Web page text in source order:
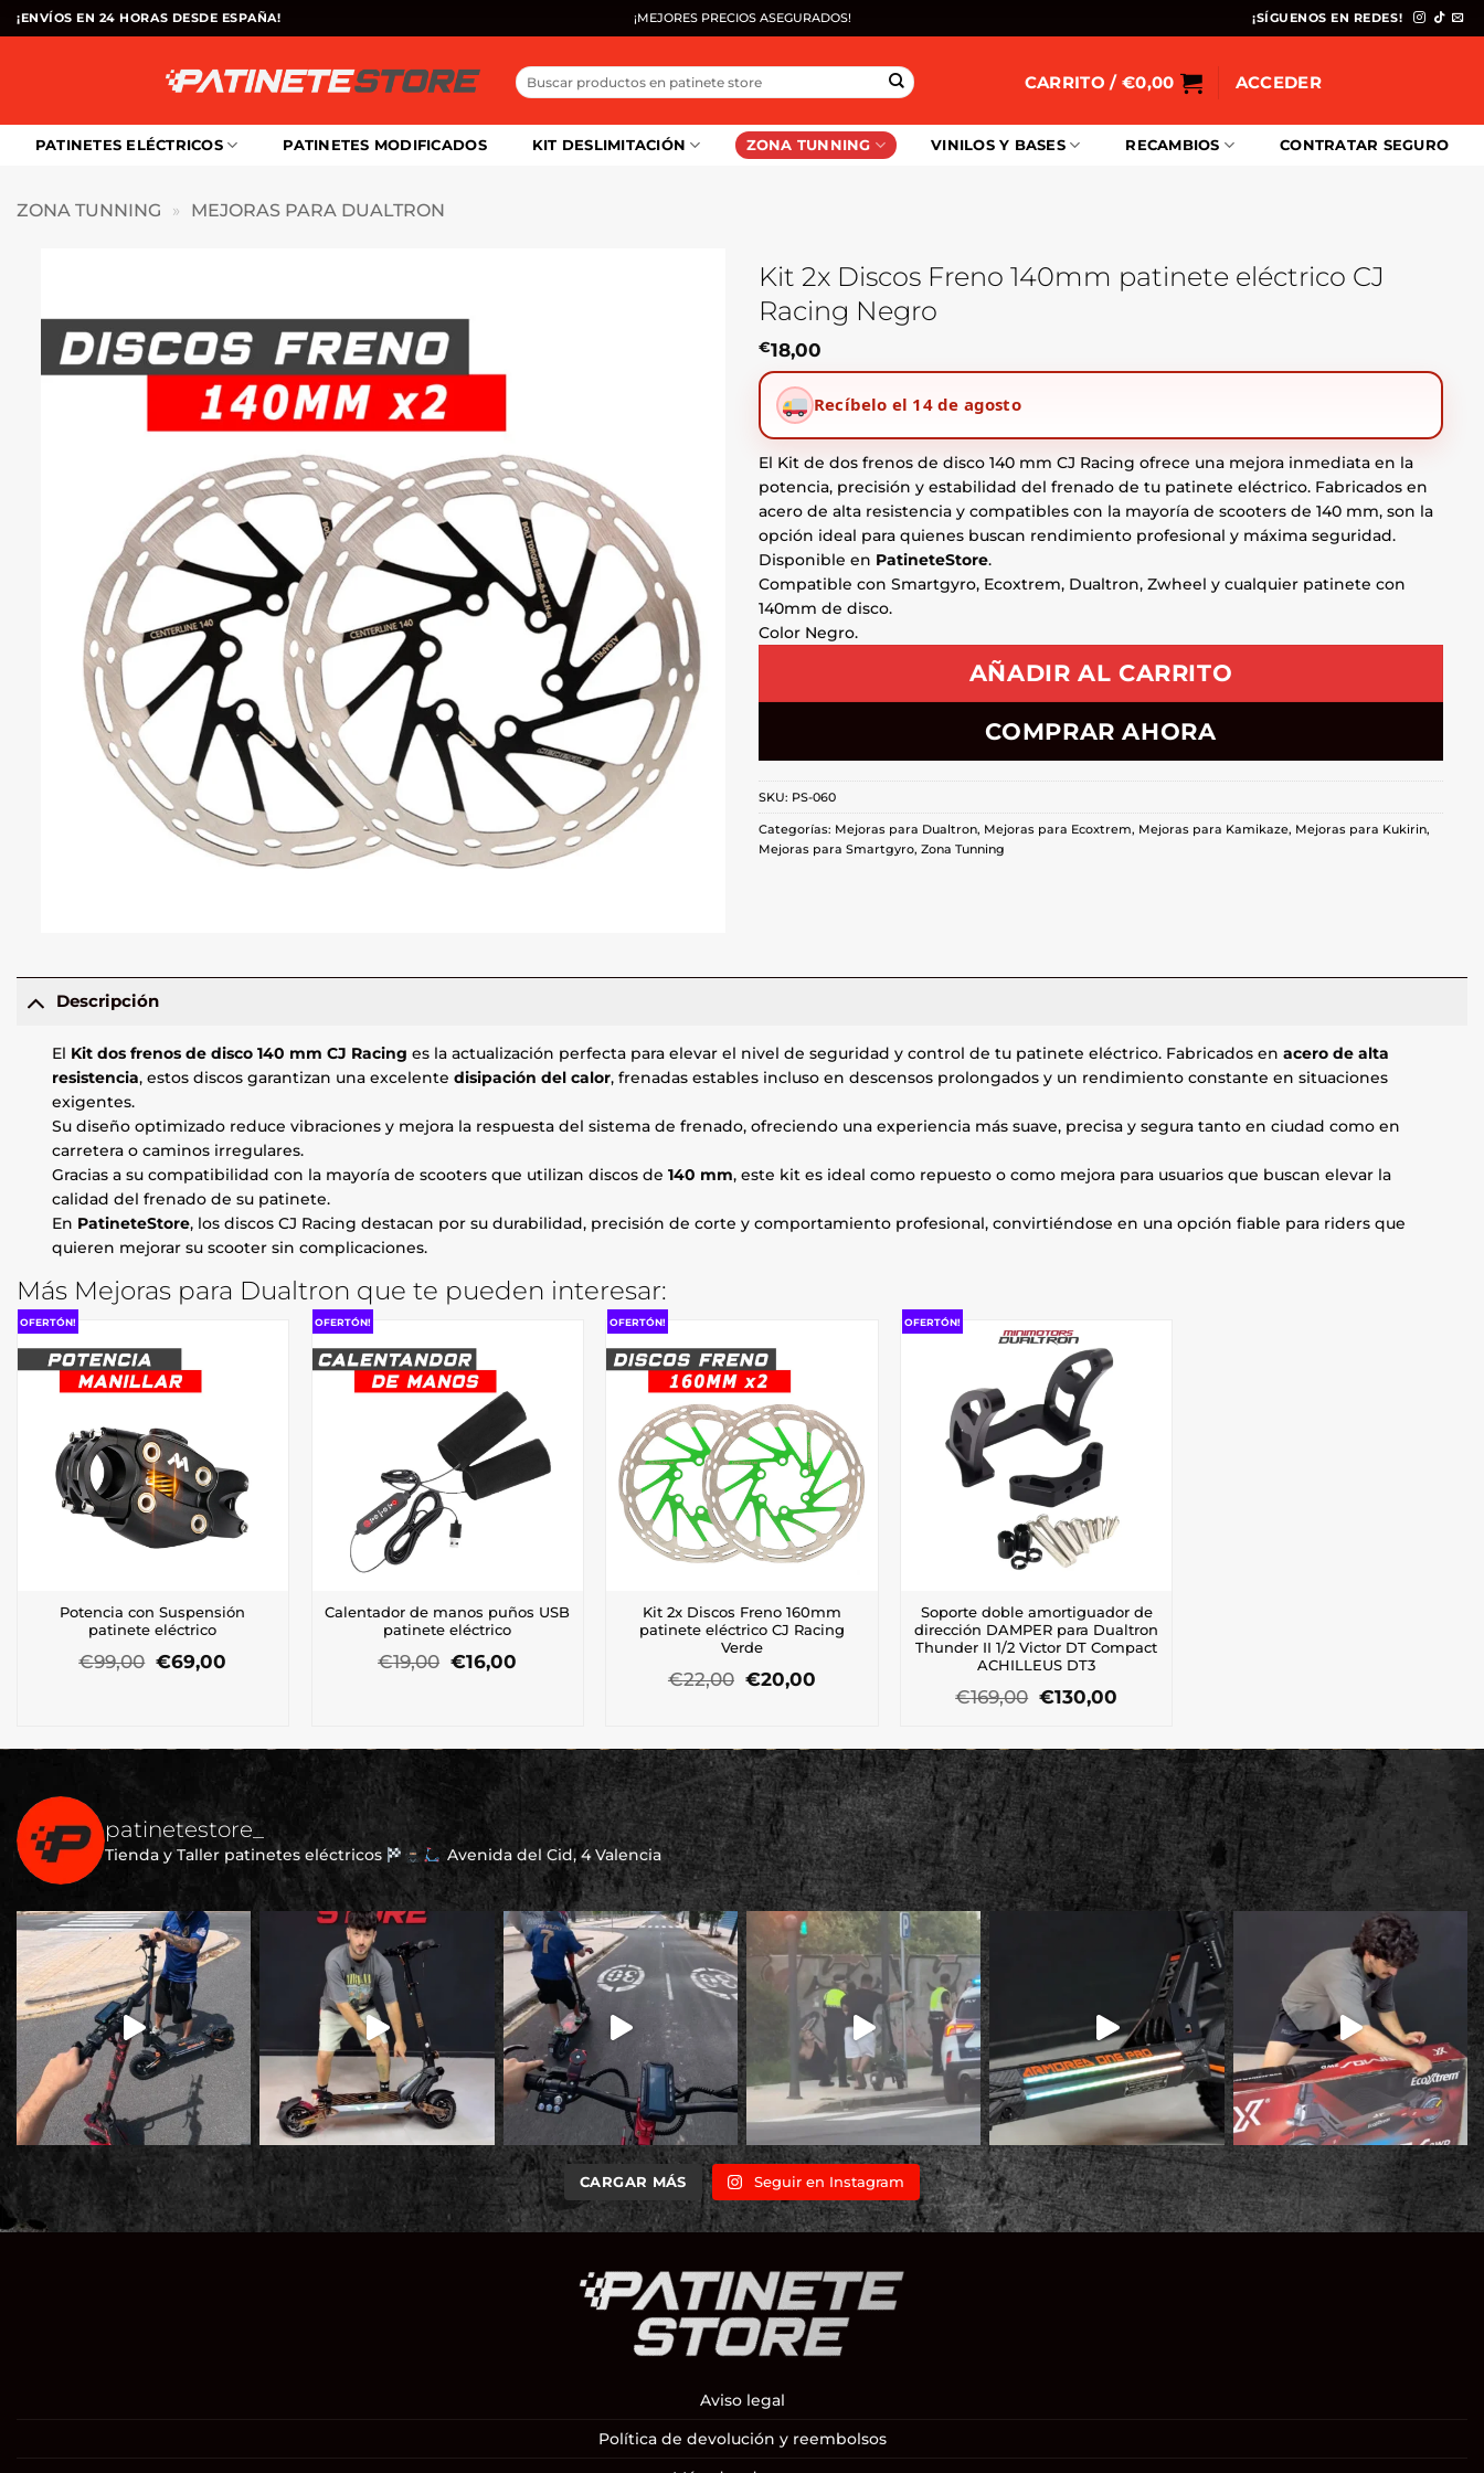
Saltar
al
¡ENVÍOS EN 24 HORAS DESDE ESPAÑA! ¡MEJORES PRECIOS ASEGURADOS! ¡SÍGUENOS EN REDES!
Buscar
por:
CARRITO / €0,00 ACCEDER
PATINETES ELÉCTRICOS PATINETES MODIFICADOS KIT DESLIMITACIÓN ZONA TUNNING VINILOS Y BASES RECAMBIOS CONTRATAR SEGURO
ZONA TUNNING » MEJORAS PARA DUALTRON
Kit 2x Discos Freno 140mm patinete eléctrico CJ
Racing Negro
€18,00
Recíbelo el 14 de agosto
El Kit de dos frenos de disco 140 mm CJ Racing ofrece una mejora inmediata en la
potencia, precisión y estabilidad del frenado de tu patinete eléctrico. Fabricados en
acero de alta resistencia y compatibles con la mayoría de scooters de 140 mm, son la
opción ideal para quienes buscan rendimiento profesional y máxima seguridad.
Disponible en PatineteStore.
Compatible con Smartgyro, Ecoxtrem, Dualtron, Zwheel y cualquier patinete con
140mm de disco.
Color Negro.
AÑADIR AL CARRITO
COMPRAR AHORA
SKU: PS-060
Categorías: Mejoras para Dualtron, Mejoras para Ecoxtrem, Mejoras para Kamikaze, Mejoras para Kukirin,
Mejoras para Smartgyro, Zona Tunning
Descripción
El Kit dos frenos de disco 140 mm CJ Racing es la actualización perfecta para elevar el nivel de seguridad y control de tu patinete eléctrico. Fabricados enacero de alta
resistencia, estos discos garantizan una excelentedisipación del calor, frenadas estables incluso en descensos prolongados y un rendimiento constante en situaciones
exigentes.
Su diseño optimizado reduce vibraciones y mejora la respuesta del sistema de frenado, ofreciendo una experiencia más suave, precisa y segura tanto en ciudad como en
carretera o caminos irregulares.
Gracias a su compatibilidad con la mayoría de scooters que utilizan discos de140 mm, este kit es ideal como repuesto o como mejora para usuarios que buscan elevar la
calidad del frenado de su patinete.
En PatineteStore, los discos CJ Racing destacan por su durabilidad, precisión de corte y comportamiento profesional, convirtiéndose en una opción fiable para riders que
quieren mejorar su scooter sin complicaciones.
Más Mejoras para Dualtron que te pueden interesar:
OFERTÓN!
Potencia con Suspensión
patinete eléctrico
€99,00 El
precio
€69,00
OFERTÓN!
Calentador de manos puños USB
patinete eléctrico
€19,00 El
precio
€16,00
OFERTÓN!
Kit 2x Discos Freno 160mm
patinete eléctrico CJ Racing
Verde
€22,00 El
precio
€22,00.
€20,00
€20,00.
OFERTÓN!
Soporte doble amortiguador de
dirección DAMPER para Dualtron
Thunder II 1/2 Victor DT Compact
ACHILLEUS DT3
€169,00 El
precio
era:
€169,00.
€130,00
es:
€130,00.
patinetestore_
Tienda y Taller patinetes eléctricos Avenida del Cid, 4 Valencia
CARGAR MÁS Seguir en Instagram
Aviso legal
Política de devolución y reembolsos